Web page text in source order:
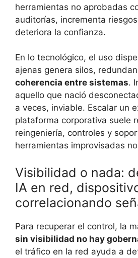
herramientas no aprobadas
auditorías, incrementa
deteriora la confianza.
En lo tecnológico, el uso
ajenas genera silos,
coherencia entre sistemas.
aquello que nació
a veces, inviable. Escalar un
plataforma corporativa suele
reingeniería, controles y
herramientas improvisadas
Visibilidad o nada:
IA en red,
correlacionando
Para recuperar el control, la
sin visibilidad no hay
el tráfico en la red ayuda a